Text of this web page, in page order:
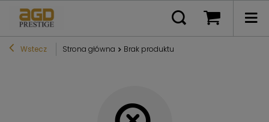
Wstecz Strona główna Brak produktu